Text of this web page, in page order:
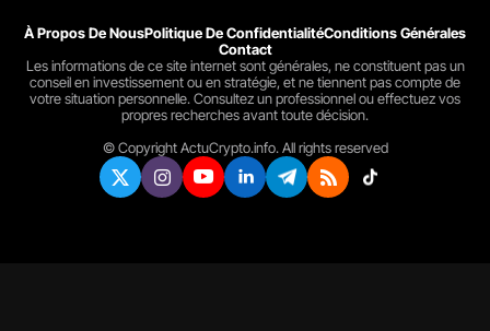
À Propos De NousPolitique De ConfidentialitéConditions Générales
Contact
Les informations de ce site internet sont générales, ne constituent pas un
conseil en investissement ou en stratégie, et ne tiennent pas compte de
votre situation personnelle. Consultez un professionnel ou effectuez vos
propres recherches avant toute décision.
© Copyright ActuCrypto.info. All rights reserved